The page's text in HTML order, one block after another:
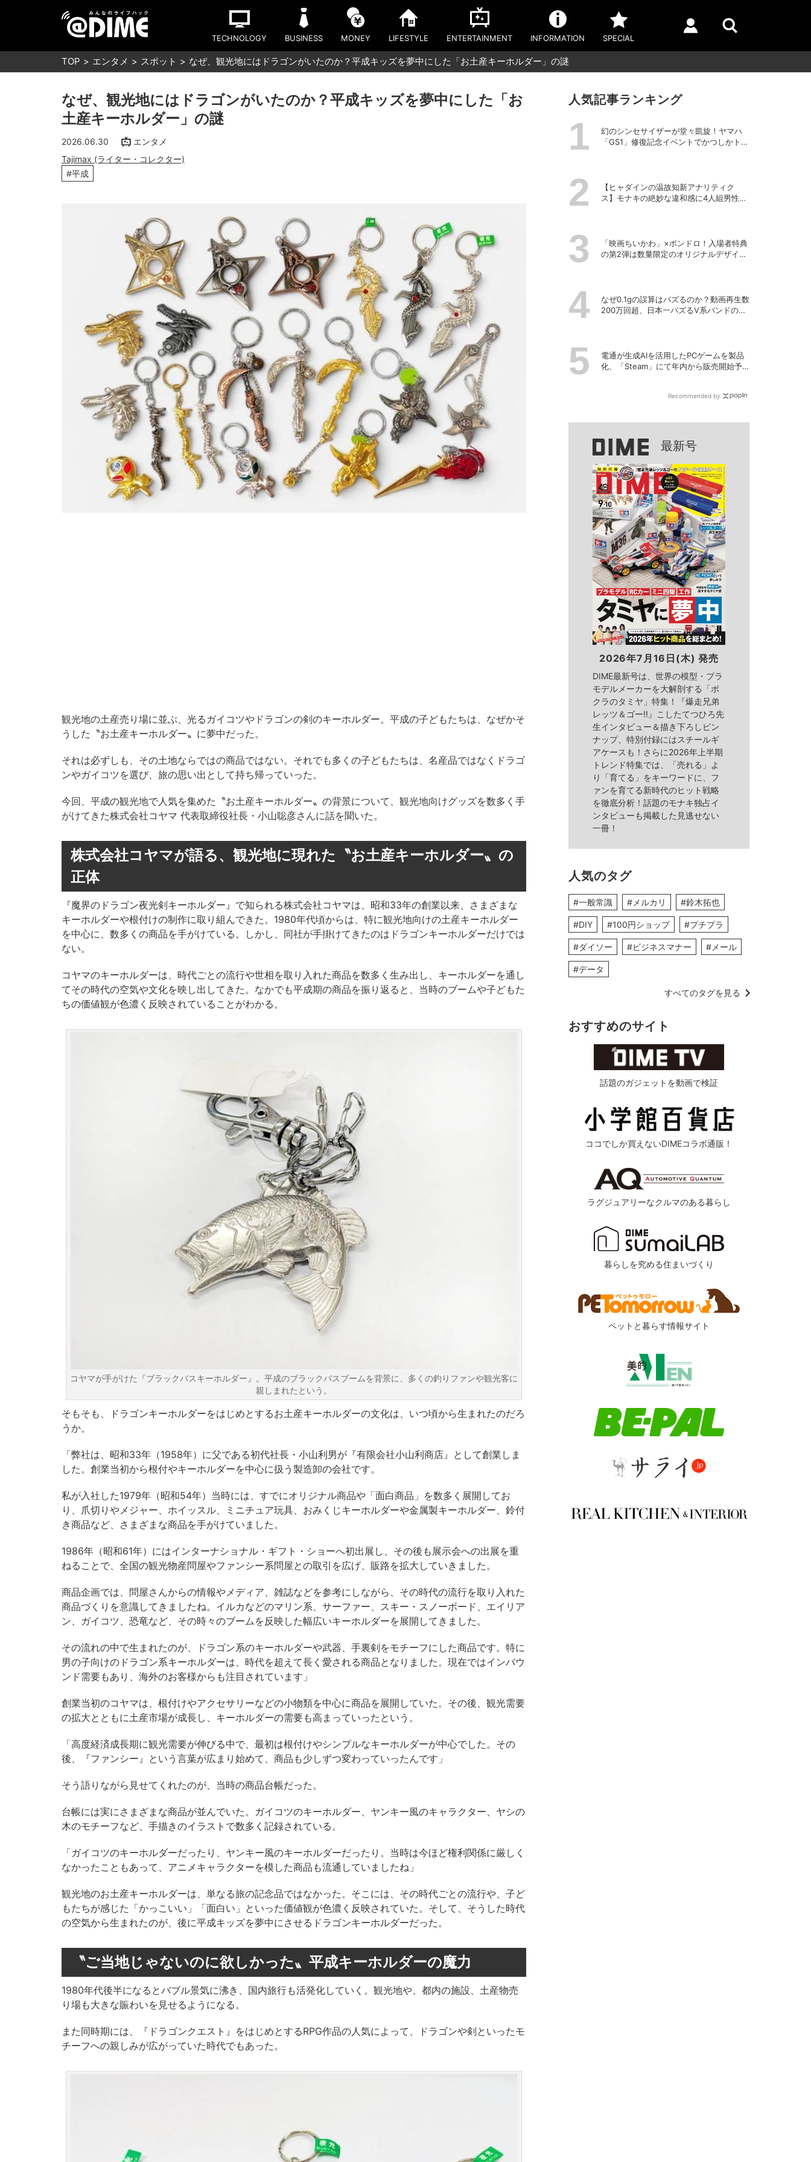
TECHNOLOGY BUSINESS MONEY LIFESTYLE ENTERTAINMENT INFORMATION SPECIAL
TOP エンタメ スポット なぜ、観光地にはドラゴンがいたのか？平成キッズを夢中にした「お土産キーホルダー」の謎
なぜ、観光地にはドラゴンがいたのか？平成キッズを夢中にした「お
土産キーホルダー」の謎
2026.06.30
エンタメ
Tajimax (ライター・コレクター)
#平成
観光地の土産売り場に並ぶ、光るガイコツやドラゴンの剣のキーホルダー。平成の子どもたちは、なぜかそ
うした〝お土産キーホルダー〟に夢中だった。
それは必ずしも、その土地ならではの商品ではない。それでも多くの子どもたちは、名産品ではなくドラゴ
ンやガイコツを選び、旅の思い出として持ち帰っていった。
今回、平成の観光地で人気を集めた〝お土産キーホルダー〟の背景について、観光地向けグッズを数多く手
がけてきた株式会社コヤマ 代表取締役社長・小山聡彦さんに話を聞いた。
株式会社コヤマが語る、観光地に現れた〝お土産キーホルダー〟の
正体
『魔界のドラゴン夜光剣キーホルダー』で知られる株式会社コヤマは、昭和33年の創業以来、さまざまな
キーホルダーや根付けの制作に取り組んできた。1980年代頃からは、特に観光地向けの土産キーホルダー
を中心に、数多くの商品を手がけている。しかし、同社が手掛けてきたのはドラゴンキーホルダーだけでは
ない。
コヤマのキーホルダーは、時代ごとの流行や世相を取り入れた商品を数多く生み出し、キーホルダーを通し
てその時代の空気や文化を映し出してきた。なかでも平成期の商品を振り返ると、当時のブームや子どもた
ちの価値観が色濃く反映されていることがわかる。
コヤマが手がけた『ブラックバスキーホルダー』。平成のブラックバスブームを背景に、多くの釣りファンや観光客に
親しまれたという。
そもそも、ドラゴンキーホルダーをはじめとするお土産キーホルダーの文化は、いつ頃から生まれたのだろ
うか。
「弊社は、昭和33年（1958年）に父である初代社長・小山利男が『有限会社小山利商店』として創業しま
した。創業当初から根付やキーホルダーを中心に扱う製造卸の会社です。
私が入社した1979年（昭和54年）当時には、すでにオリジナル商品や「面白商品」を数多く展開してお
り、爪切りやメジャー、ホイッスル、ミニチュア玩具、おみくじキーホルダーや金属製キーホルダー、鈴付
き商品など、さまざまな商品を手がけていました。
1986年（昭和61年）にはインターナショナル・ギフト・ショーへ初出展し、その後も展示会への出展を重
ねることで、全国の観光物産問屋やファンシー系問屋との取引を広げ、販路を拡大していきました。
商品企画では、問屋さんからの情報やメディア、雑誌などを参考にしながら、その時代の流行を取り入れた
商品づくりを意識してきましたね。イルカなどのマリン系、サーファー、スキー・スノーボード、エイリア
ン、ガイコツ、恐竜など、その時々のブームを反映した幅広いキーホルダーを展開してきました。
その流れの中で生まれたのが、ドラゴン系のキーホルダーや武器、手裏剣をモチーフにした商品です。特に
男の子向けのドラゴン系キーホルダーは、時代を超えて長く愛される商品となりました。現在ではインバウ
ンド需要もあり、海外のお客様からも注目されています」
創業当初のコヤマは、根付けやアクセサリーなどの小物類を中心に商品を展開していた。その後、観光需要
の拡大とともに土産市場が成長し、キーホルダーの需要も高まっていったという。
「高度経済成長期に観光需要が伸びる中で、最初は根付けやシンプルなキーホルダーが中心でした。その
後、『ファンシー』という言葉が広まり始めて、商品も少しずつ変わっていったんです」
そう語りながら見せてくれたのが、当時の商品台帳だった。
台帳には実にさまざまな商品が並んでいた。ガイコツのキーホルダー、ヤンキー風のキャラクター、ヤシの
木のモチーフなど、手描きのイラストで数多く記録されている。
「ガイコツのキーホルダーだったり、ヤンキー風のキーホルダーだったり。当時は今ほど権利関係に厳しく
なかったこともあって、アニメキャラクターを模した商品も流通していましたね」
観光地のお土産キーホルダーは、単なる旅の記念品ではなかった。そこには、その時代ごとの流行や、子ど
もたちが感じた「かっこいい」「面白い」といった価値観が色濃く反映されていた。そして、そうした時代
の空気から生まれたのが、後に平成キッズを夢中にさせるドラゴンキーホルダーだった。
〝ご当地じゃないのに欲しかった〟平成キーホルダーの魔力
1980年代後半になるとバブル景気に沸き、国内旅行も活発化していく。観光地や、都内の施設、土産物売
り場も大きな賑わいを見せるようになる。
また同時期には、『ドラゴンクエスト』をはじめとするRPG作品の人気によって、ドラゴンや剣といったモ
チーフへの親しみが広がっていた時代でもあった。
人気記事ランキング
幻のシンセサイザーが堂々凱旋！ヤマハ
「GS1」修復記念イベントでかつしかトリ
【ヒャダインの温故知新アナリティク
ス】モナキの絶妙な違和感に4人組男性グ
「映画ちいかわ」×ボンドロ！入場者特典
の第2弾は数量限定のオリジナルデザイン
なぜ0.1gの誤算はバズるのか？動画再生数
200万回超、日本一バズるV系バンドの打
電通が生成AIを活用したPCゲームを製品
化、「Steam」にて年内から販売開始予
Recommended by
最新号
2026年7月16日(木) 発売
DIME最新号は、世界の模型・プラ
モデルメーカーを大解剖する「ボ
クラのタミヤ」特集！『爆走兄弟
レッツ＆ゴー!!』こしたてつひろ先
生インタビュー＆描き下ろしピン
ナップ、特別付録にはスチールギ
アケースも！さらに2026年上半期
トレンド特集では、「売れる」よ
り「育てる」をキーワードに、フ
ァンを育てる新時代のヒット戦略
を徹底分析！話題のモナキ独占イ
ンタビューも掲載した見逃せない
一冊！
人気のタグ
#一般常識 #メルカリ #鈴木拓也
#DIY #100円ショップ #プチプラ
#ダイソー #ビジネスマナー #メール
#データ
すべてのタグを見る
おすすめのサイト
話題のガジェットを動画で検証
ココでしか買えないDIMEコラボ通販！
ラグジュアリーなクルマのある暮らし
暮らしを究める住まいづくり
ペットと暮らす情報サイト